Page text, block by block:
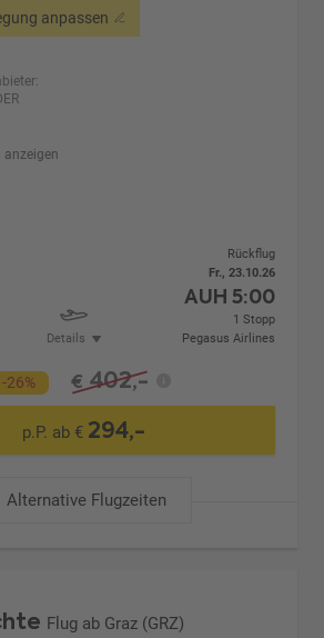
anpassen
anzeigen
Details
Rückflug
Fr., 23.10.26
AUH 5:00
1 Stopp
Pegasus Airlines
-26% € 402,-
p.P. ab € 294,-
Alternative Flugzeiten
Flug ab Graz (GRZ)